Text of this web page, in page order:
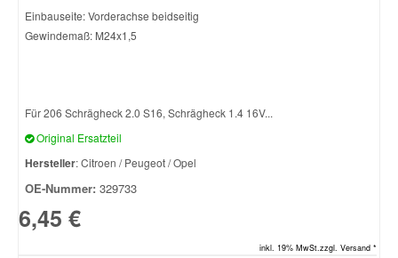
Einbauseite: Vorderachse beidseitig
Gewindemaß: M24x1,5
Für 206 Schrägheck 2.0 S16, Schrägheck 1.4 16V...
Original Ersatzteil
Hersteller: Citroen / Peugeot / Opel
OE-Nummer: 329733
6,45 €
inkl. 19% MwSt.zzgl. Versand *